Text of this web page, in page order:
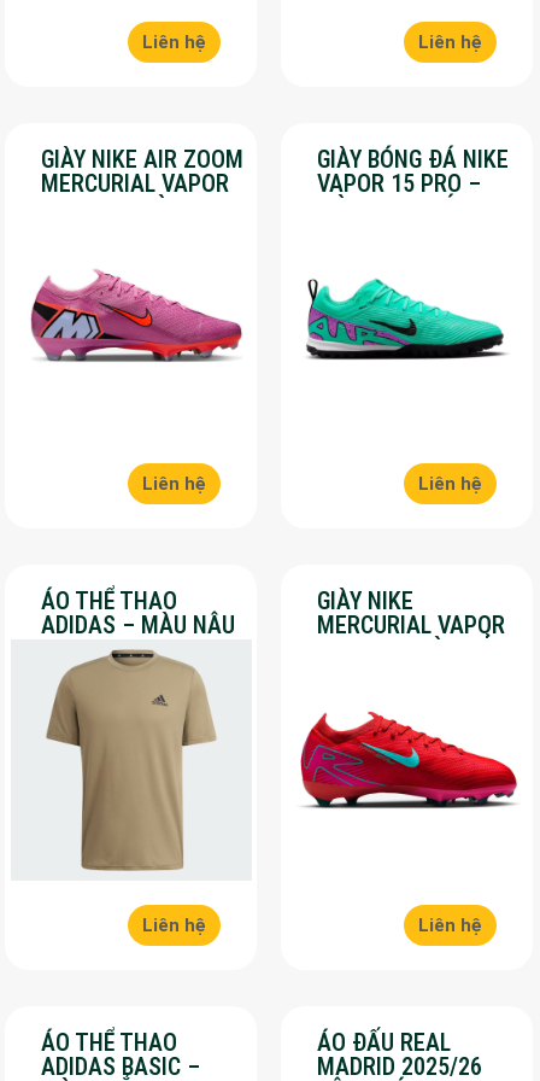
Liên hệ Liên hệ
GIÀY NIKE AIR ZOOM
MERCURIAL VAPOR
16 PRO – MÀU
Liên hệ
GIÀY BÓNG ĐÁ NIKE
VAPOR 15 PRO –
MÀU XANH LÁ –
Liên hệ
ÁO THỂ THAO
ADIDAS – MÀU NÂU
– SALE 30%
Liên hệ
GIÀY NIKE
MERCURIAL VAPOR
16 PRO – MÀU ĐỎ –
Liên hệ
ÁO THỂ THAO
ADIDAS BASIC –
ÁO ĐẤU REAL
MADRID 2025/26